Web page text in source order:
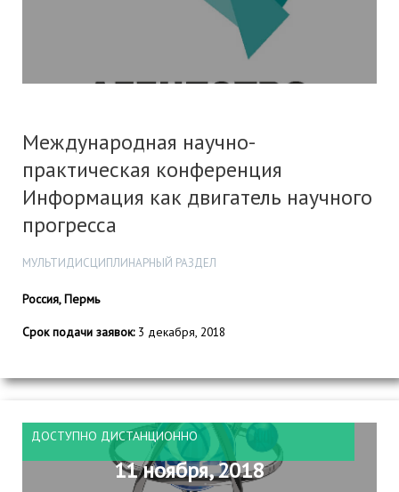
Международная научно-
практическая конференция
Информация как двигатель научного
прогресса
МУЛЬТИДИСЦИПЛИНАРНЫЙ РАЗДЕЛ
Россия, Пермь
Срок подачи заявок:3 декабря, 2018
ДОСТУПНО ДИСТАНЦИОННО
11 ноября, 2018